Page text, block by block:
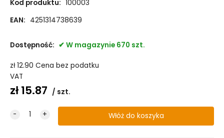
Kod produktu: 100003
EAN: 4251314738639
Dostępność: W magazynie 670 szt.
zł12.90 Cena bez podatku
VAT
zł15.87 szt.